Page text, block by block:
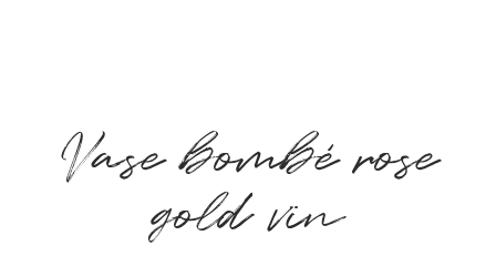
Vase bombé rose
gold vin